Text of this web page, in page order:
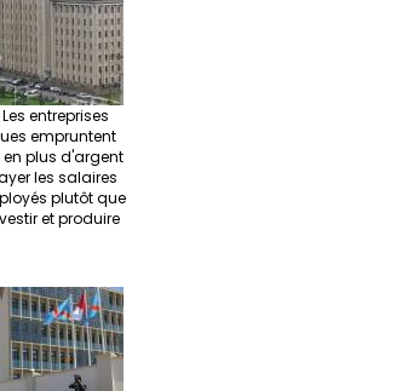
Les entreprises
empruntent
plus d'argent
les salaires
plutôt que
et produire